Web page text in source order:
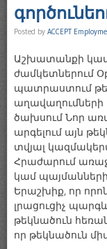
Posted by ACCEPT
Աշխատանքի
ժամկետներում
պատրաստում
աղավաղումների
ծախսում Նոր
արգելում այն
տվյալ
Հրաժարում
կամ
Երաշխիք, որ
լրացուցիչ
թեկնածուն
որ թեկնածուն